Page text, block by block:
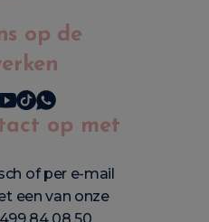
op de
op met
of per e-mail
een van onze